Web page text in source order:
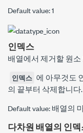
Default value: 1
인덱스
배열에서 제거할 원
인덱스 에 아무것도
의 끝부터 삭제합니다.
Default value: 배열의
다차원 배열의 인